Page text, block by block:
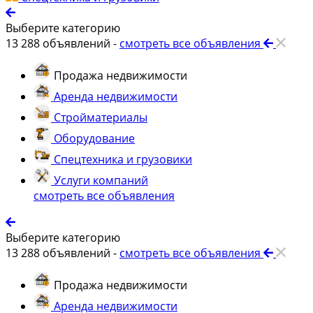
Выберите категорию
13 288 объявлений - смотреть все объявления
Продажа недвижимости
Аренда недвижимости
Стройматериалы
Оборудование
Спецтехника и грузовики
Услуги компаний
смотреть все объявления
Выберите категорию
13 288 объявлений - смотреть все объявления
Продажа недвижимости
Аренда недвижимости